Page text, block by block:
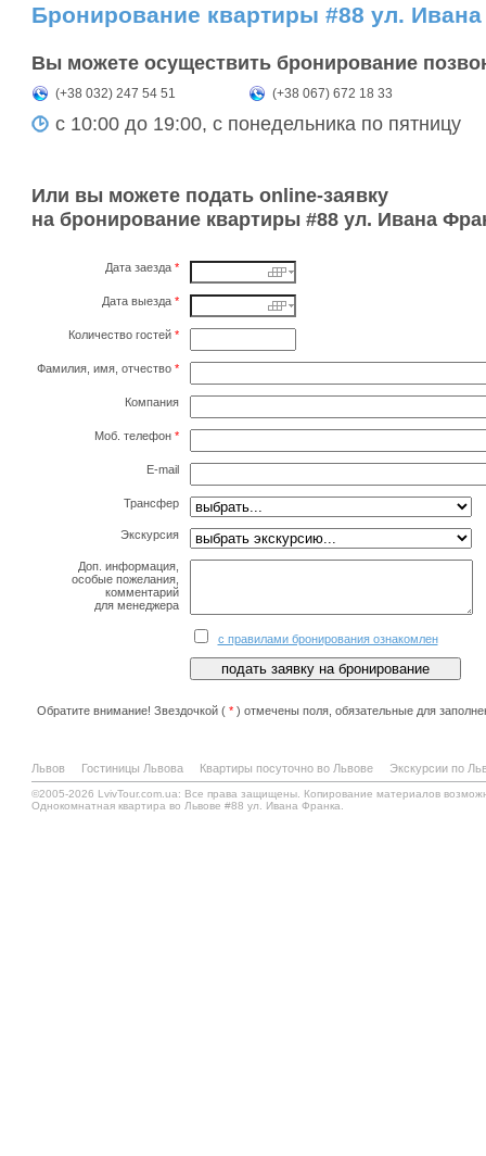
Бронирование квартиры #88 ул.
Вы можете осуществить бронирование
(+38 032) 247 54 51 (+38 067) 672 18 33
с 10:00 до 19:00, с понедельника по пятницу
Или вы можете подать online-заявку
на бронирование квартиры #88 ул. Ивана
Дата заезда *
Дата выезда *
Количество гостей *
Фамилия, имя, отчество *
Компания
Моб. телефон *
E-mail
Трансфер
Экскурсия
Доп. информация,
особые пожелания,
комментарий
для менеджера
с правилами бронирования ознакомлен
Обратите внимание! Звездочкой ( *) отмечены поля, обязательные для
Львов Гостиницы Львова Квартиры посуточно во Львове Экскурсии по
©2005-2026 LvivTour.com.ua: Все права защищены. Копирование материалов
Однокомнатная квартира во Львове #88 ул. Ивана Франка.